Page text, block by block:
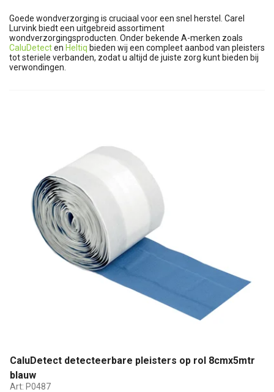
Goede wondverzorging is cruciaal voor een snel herstel. Carel
Lurvink biedt een uitgebreid assortiment
wondverzorgingsproducten. Onder bekende A-merken zoals
CaluDetecten Heltiq bieden wij een compleet aanbod van pleisters
tot steriele verbanden, zodat u altijd de juiste zorg kunt bieden bij
verwondingen.
CaluDetect detecteerbare pleisters op rol 8cmx5mtr
blauw
Art: P0487